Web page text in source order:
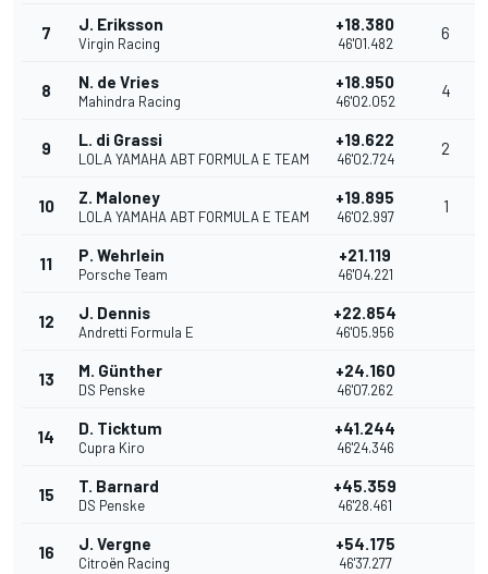
7 J. Eriksson
Virgin Racing
+18.380
46'01.482
6
8 N. de Vries
Mahindra Racing
+18.950
46'02.052
4
9 L. di Grassi
LOLA YAMAHA ABT FORMULA E TEAM
+19.622
46'02.724
2
10 Z. Maloney
LOLA YAMAHA ABT FORMULA E TEAM
+19.895
46'02.997
1
11 P. Wehrlein
Porsche Team
+21.119
46'04.221
12 J. Dennis
Andretti Formula E
+22.854
46'05.956
13 M. Günther
DS Penske
+24.160
46'07.262
14 D. Ticktum
Cupra Kiro
+41.244
46'24.346
15 T. Barnard
DS Penske
+45.359
46'28.461
16 J. Vergne
Citroën Racing
+54.175
46'37.277